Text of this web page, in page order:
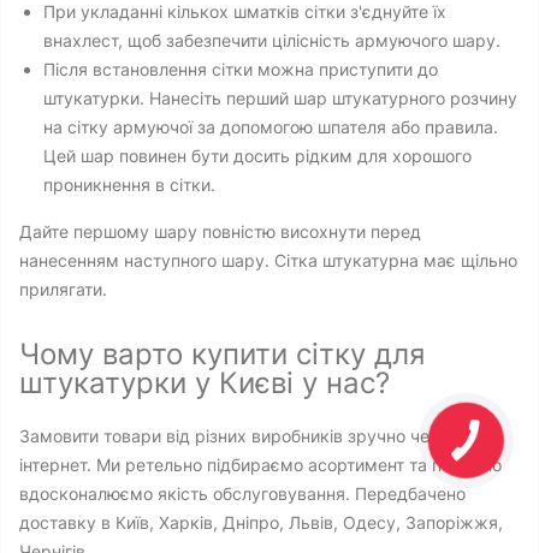
При укладанні кількох шматків сітки з'єднуйте їх
внахлест, щоб забезпечити цілісність армуючого шару.
Після встановлення сітки можна приступити до
штукатурки. Нанесіть перший шар штукатурного розчину
на сітку армуючої за допомогою шпателя або правила.
Цей шар повинен бути досить рідким для хорошого
проникнення в сітки.
Дайте першому шару повністю висохнути перед
нанесенням наступного шару. Сітка штукатурна має щільно
прилягати.
Чому варто купити сітку для
штукатурки у Києві у нас?
Замовити товари від різних виробників зручно через
інтернет. Ми ретельно підбираємо асортимент та постійно
вдосконалюємо якість обслуговування. Передбачено
доставку в Київ, Харків, Дніпро, Львів, Одесу, Запоріжжя,